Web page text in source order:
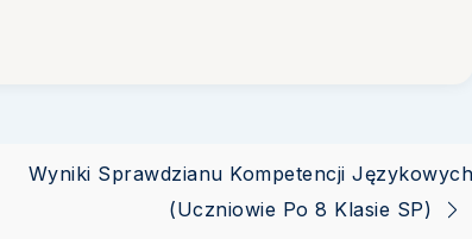
Wyniki Sprawdzianu Kompetencji Językowych
(uczniowie Po 8 Klasie SP)